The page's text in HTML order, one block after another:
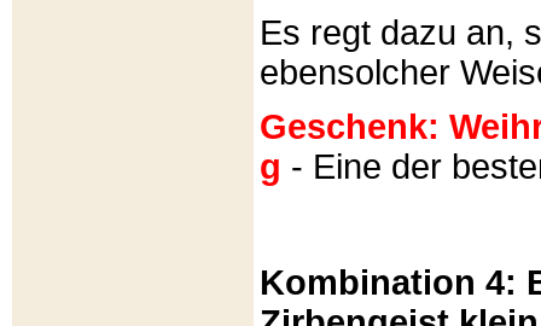
Es regt dazu an,
ebensolcher
Geschenk:
g - Eine der
Kombination 4: